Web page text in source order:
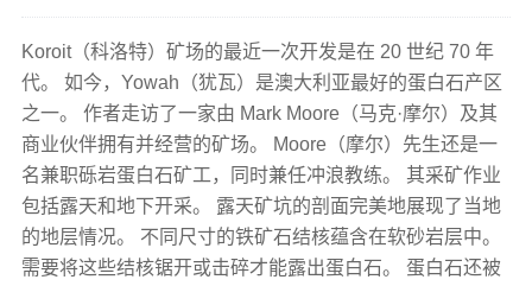
Koroit（科洛特）矿场的最近一次开发是在 20 世纪 70 年
代。 如今，Yowah（犹瓦）是澳大利亚最好的蛋白石产区
之一。 作者走访了一家由 Mark Moore（马克·摩尔）及其
商业伙伴拥有并经营的矿场。 Moore（摩尔）先生还是一
名兼职砾岩蛋白石矿工，同时兼任冲浪教练。 其采矿作业
包括露天和地下开采。 露天矿坑的剖面完美地展现了当地
的地层情况。 不同尺寸的铁矿石结核蕴含在软砂岩层中。
需要将这些结核锯开或击碎才能露出蛋白石。 蛋白石还被